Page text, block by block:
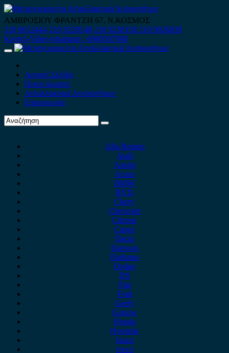
Skip
to
content
ΑΜΒΡΟΣΙΟΥ ΦΡΑΝΤΖΗ 67, Ν.ΚΟΣΜΟΣ
210 9012444 210 9239148 210 9238158 210 9026839
Κινητό-Viber-whatsapp : 6980507900
Primary
Αρχική Σελίδα
Ποιοί είμαστε
Ανταλλακτικά Αυτοκινήτων
Επικοινωνία
Alfa Romeo
Audi
Austin
Acura
BMW
BYD
Chery
Chevrolet
Citroen
Cupra
Dacia
Daewoo
Daihatsu
Dodge
DS
Fiat
Ford
Geely
Gonow
Honda
Hyundai
Isuzu
iveco